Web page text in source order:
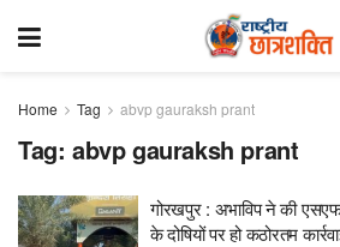
Home Tag abvp gauraksh prant
Tag: abvp gauraksh prant
गोरखपुर : अभाविप ने की
के दोषियों पर हो कठोरतम